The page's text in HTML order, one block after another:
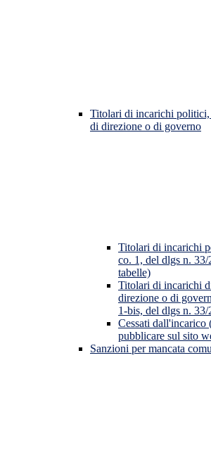
Titolari di incarichi politici,
di direzione o di governo
Titolari di incarichi
co. 1, del dlgs n.
tabelle)
Titolari di incarichi
direzione o di
1-bis, del dlgs n. 33/
Cessati dall'incarico
pubblicare sul sito
Sanzioni per mancata